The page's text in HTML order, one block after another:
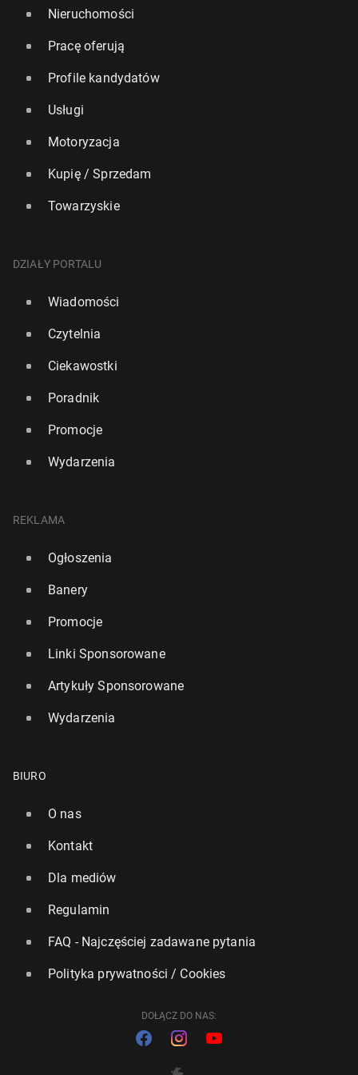
Nieruchomości
Pracę oferują
Profile kandydatów
Usługi
Motoryzacja
Kupię / Sprzedam
Towarzyskie
DZIAŁY PORTALU
Wiadomości
Czytelnia
Ciekawostki
Poradnik
Promocje
Wydarzenia
REKLAMA
Ogłoszenia
Banery
Promocje
Linki Sponsorowane
Artykuły Sponsorowane
Wydarzenia
BIURO
O nas
Kontakt
Dla mediów
Regulamin
FAQ - Najczęściej zadawane pytania
Polityka prywatności / Cookies
DOŁĄCZ DO NAS: